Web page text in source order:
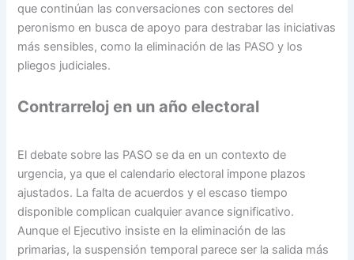
que continúan las conversaciones con sectores del
peronismo en busca de apoyo para destrabar las iniciativas
más sensibles, como la eliminación de las PASO y los
pliegos judiciales.
Contrarreloj en un año electoral
El debate sobre las PASO se da en un contexto de
urgencia, ya que el calendario electoral impone plazos
ajustados. La falta de acuerdos y el escaso tiempo
disponible complican cualquier avance significativo.
Aunque el Ejecutivo insiste en la eliminación de las
primarias, la suspensión temporal parece ser la salida más